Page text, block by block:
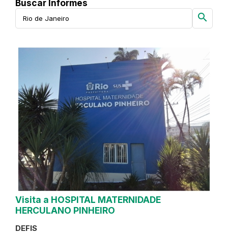
Buscar Informes
search
Visita a HOSPITAL MATERNIDADE
HERCULANO PINHEIRO
DEFIS